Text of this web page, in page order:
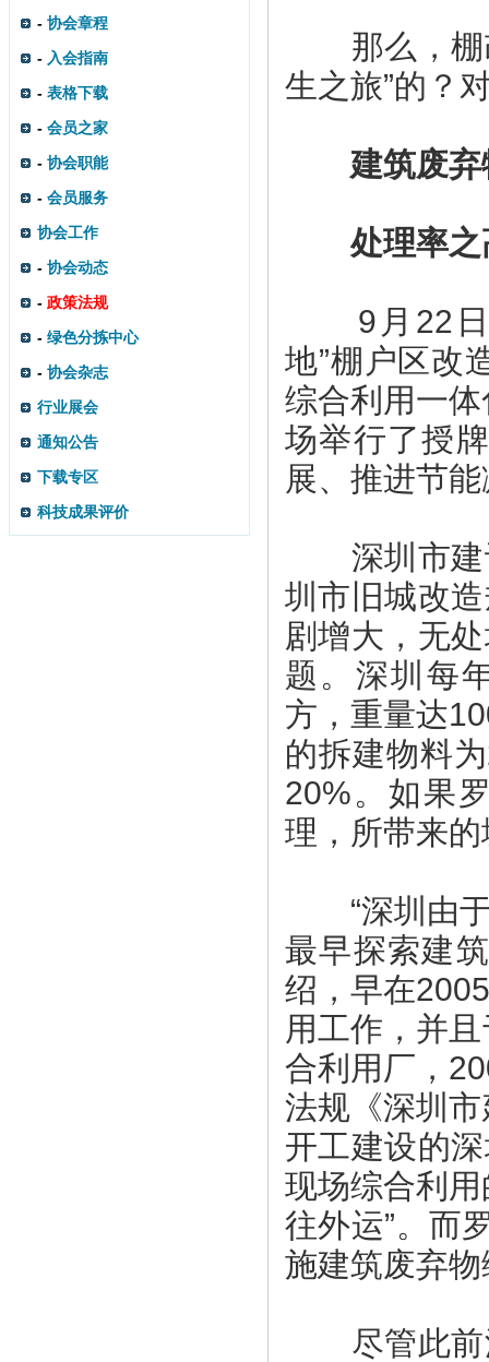
- 协会章程
- 入会指南
- 表格下载
- 会员之家
- 协会职能
- 会员服务
协会工作
- 协会动态
- 政策法规
- 绿色分拣中心
- 协会杂志
行业展会
通知公告
下载专区
科技成果评价
那么，棚改
生之旅”的？
建筑废弃
处理率之
9月22日
地”棚户区改
综合利用一
场举行了授
展、推进节能
深圳市建
圳市旧城改
剧增大，无
题。深圳每
方，重量达
的拆建物料
20%。如果
理，所带来
“深圳由于
最早探索建
绍，早在
用工作，并
合利用厂，
法规《深圳
开工建设的
现场综合利
往外运”。而
施建筑废弃
尽管此前